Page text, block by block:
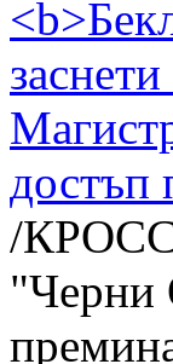
достъп
/КРОСС/
"Черни